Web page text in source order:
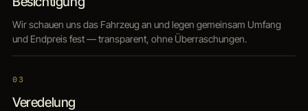
Wir schauen uns das Fahrzeug an und legen gemeinsam Umfang
und Endpreis fest — transparent, ohne Überraschungen.
03
Veredelung